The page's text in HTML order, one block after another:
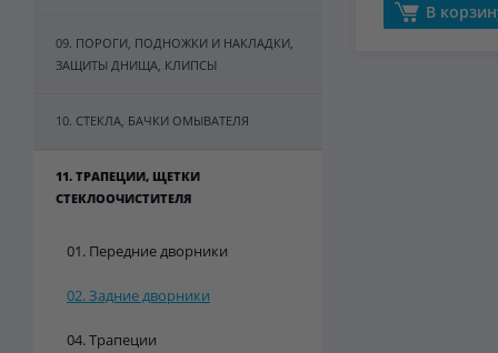
09. ПОРОГИ, ПОДНОЖКИ И НАКЛАДКИ,
ЗАЩИТЫ ДНИЩА, КЛИПСЫ
10. СТЕКЛА, БАЧКИ ОМЫВАТЕЛЯ
11. ТРАПЕЦИИ, ЩЕТКИ
СТЕКЛООЧИСТИТЕЛЯ
01. Передние дворники
02. Задние дворники
04. Трапеции
В